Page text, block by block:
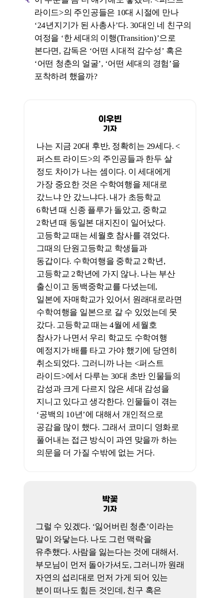
그럴 수 있겠다. ‘잃어버린 청춘’이라는
말이 와닿는다. 나도 그런 맥락을
유추했다. 사람을 잃는다는 것에 대해서.
부모님이 먼저 돌아가셔도, 그러니까 원래
때의 경험은 겪지 않고는 가늠하기가
어렵다. 먼저 떠난 친구를 떠올리면서
마음이 매우 힘들어진 경험, ‘청춘 헤라’의
증상이 우리 젊은 세대에게도 있다고
생각한다. 세월호와 이태원 참사 같은 큰
일이 벌어졌을 때 이미 약간 취약한
증상을 가지고 있는 세대에게 더 강력하게
작용할 수도 있을 것이다. 그런 감각이
어느 정도 내재되어 있는 관객이 이
영화를 본다면 그 때문에 코미디에서
유격을 느낄 수도 있겠지만 동시에 그
감정 덕분에 영화 속 주인공들이 친구의
부재에 대해 가지는 감정을 어느 정도
받아들일 수도 있다. <퍼스트 라이드>에
100% ‘NO’를 할 수 없는 것은 이 부분
때문이다.
박꽃
기자